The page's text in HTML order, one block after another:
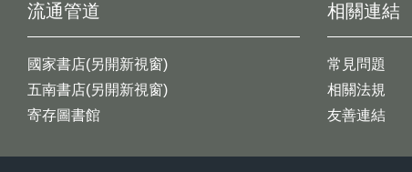
流通管道
國家書店(另開新視窗)
五南書店(另開新視窗)
寄存圖書館
相關連結
常見問題
相關法規
友善連結